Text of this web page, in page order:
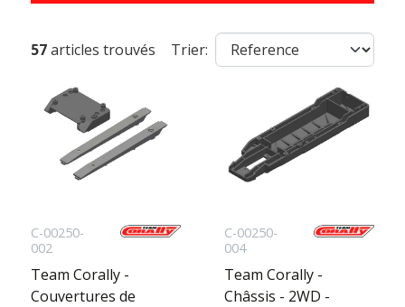
57articles trouvés Trier:
C-00250-
002
Team Corally -
Couvertures de
C-00250-
004
Team Corally -
Châssis - 2WD -